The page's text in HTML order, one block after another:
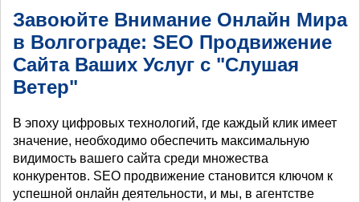
Завоюйте Внимание Онлайн Мира
в Волгограде: SEO Продвижение
Сайта Ваших Услуг с "Слушая
Ветер"
В эпоху цифровых технологий, где каждый клик имеет
значение, необходимо обеспечить максимальную
видимость вашего сайта среди множества
конкурентов. SEO продвижение становится ключом к
успешной онлайн деятельности, и мы, в агентстве